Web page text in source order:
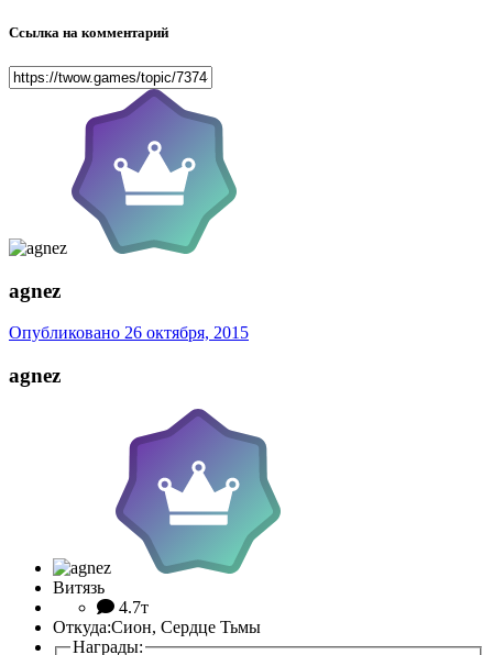
Ссылка на комментарий
agnez
Опубликовано 26 октября, 2015
agnez
Витязь
4.7т
Откуда:Сион, Сердце Тьмы
Награды: